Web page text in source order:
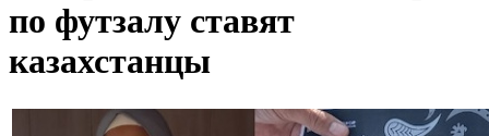
по футзалу ставят
казахстанцы